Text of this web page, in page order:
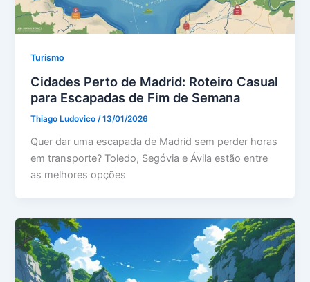
Turismo
Cidades Perto de Madrid: Roteiro Casual
para Escapadas de Fim de Semana
Thiago Ludovico /13/01/2026
Quer dar uma escapada de Madrid sem perder horas
em transporte? Toledo, Segóvia e Ávila estão entre
as melhores opções